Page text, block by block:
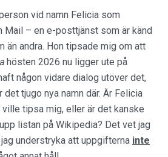
vid namn Felicia som
Mail – en e-posttjänst som är känd
än andra. Hon tipsade mig om att
hösten 2026 nu ligger ute på
någon vidare dialog utöver det,
tjugo nya namn där. Är Felicia
tipsa mig, eller är det kanske
listan på Wikipedia? Det vet jag
understryka att uppgifterna inte